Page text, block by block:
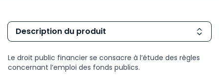
Description du produit
Le droit public financier se consacre à l’étude des règles
concernant l’emploi des fonds publics.